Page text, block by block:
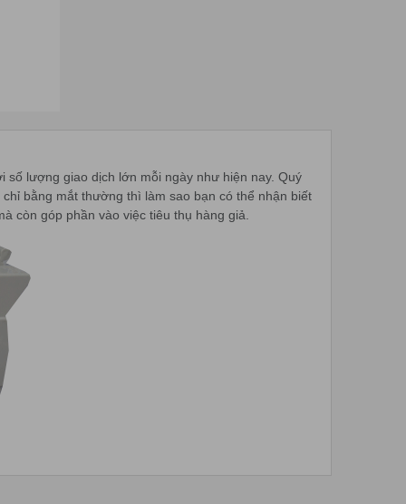
lượng giao dịch lớn mỗi ngày như hiện nay. Quý
bằng mắt thường thì làm sao bạn có thể nhận biết
còn góp phần vào việc tiêu thụ hàng giả.